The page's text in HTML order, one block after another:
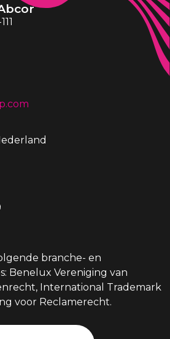
branche- en
Benelux Vereniging van
International Trademark
voor Reclamerecht.